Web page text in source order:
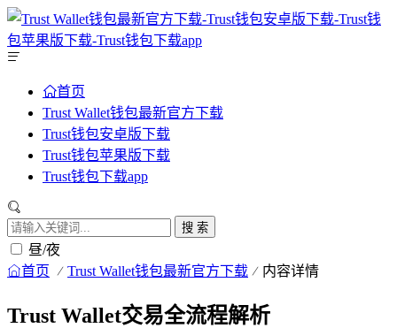
首页
Trust Wallet钱包最新官方下载
Trust钱包安卓版下载
Trust钱包苹果版下载
Trust钱包下载app
搜 索
昼/夜
首页 Trust Wallet钱包最新官方下载 内容详情
Trust Wallet交易全流程解析